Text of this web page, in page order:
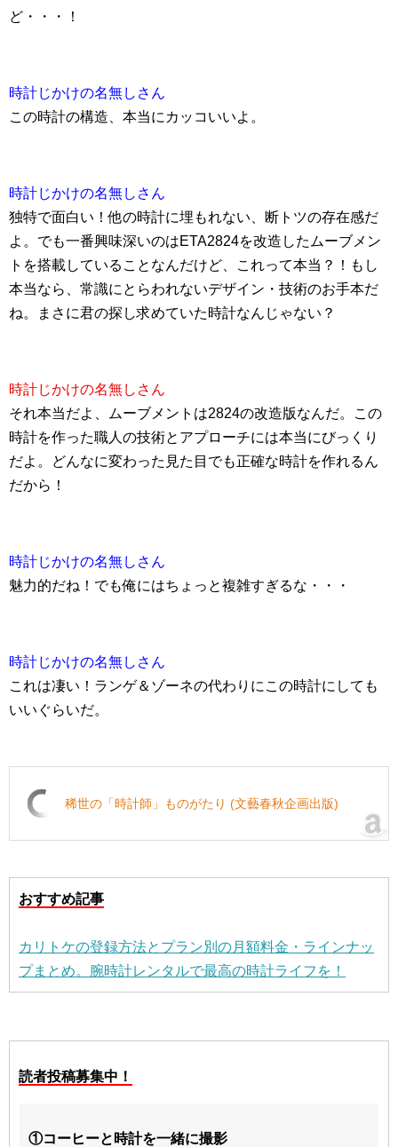
ど・・・！
時計じかけの名無しさん
この時計の構造、本当にカッコいいよ。
時計じかけの名無しさん
独特で面白い！他の時計に埋もれない、断トツの存在感だ
よ。でも一番興味深いのはETA2824を改造したムーブメン
トを搭載していることなんだけど、これって本当？！もし
本当なら、常識にとらわれないデザイン・技術のお手本だ
ね。まさに君の探し求めていた時計なんじゃない？
時計じかけの名無しさん
それ本当だよ、ムーブメントは2824の改造版なんだ。この
時計を作った職人の技術とアプローチには本当にびっくり
だよ。どんなに変わった見た目でも正確な時計を作れるん
だから！
時計じかけの名無しさん
魅力的だね！でも俺にはちょっと複雑すぎるな・・・
時計じかけの名無しさん
これは凄い！ランゲ＆ゾーネの代わりにこの時計にしても
いいぐらいだ。
稀世の「時計師」ものがたり (文藝春秋企画出版)
おすすめ記事
カリトケの登録方法とプラン別の月額料金・ラインナッ
プまとめ。腕時計レンタルで最高の時計ライフを！
読者投稿募集中！
①コーヒーと時計を一緒に撮影